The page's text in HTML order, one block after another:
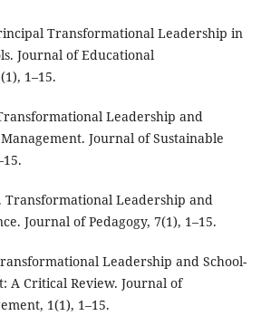
Transformational Leadership in
Journal of Educational
1–15.
Leadership and
Journal of Sustainable
Transformational Leadership and
Journal of Pedagogy, 7(1), 1–15.
Leadership and School-
A Critical Review. Journal of
1(1), 1–15.